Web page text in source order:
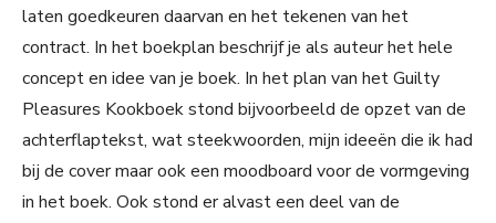
laten goedkeuren daarvan en het tekenen van het
contract. In het boekplan beschrijf je als auteur het hele
concept en idee van je boek. In het plan van het Guilty
Pleasures Kookboek stond bijvoorbeeld de opzet van de
achterflaptekst, wat steekwoorden, mijn ideeën die ik had
bij de cover maar ook een moodboard voor de vormgeving
in het boek. Ook stond er alvast een deel van de